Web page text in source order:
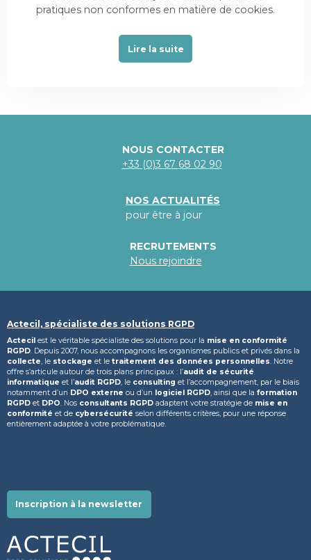
pratiques non conformes en matière de cookies.
Lire la suite
NOUS CONTACTER
+33 (0)3 67 68 02 90
NOS ACTUALITÉS
pour être à jour
RECRUTEMENTS
Nous rejoindre
Actecil, spécialiste des solutions RGPD
Actecil est le véritable spécialiste des solutions pour la mise en conformité
RGPD. Depuis 2007, nous accompagnons les organismes publics et privés dans la
collecte, le stockage et le traitement des données personnelles. Notre
offre s’articule autour de trois plans principaux : l’audit de sécurité
informatique et l’audit RGPD, le consulting et l’accompagnement, par le biais
notamment d’un DPO externe ou d’un logiciel RGPD, ainsi que la formation
RGPD et DPO. Nos consultants RGPD adaptent votre stratégie de mise en
conformité et de cybersécurité selon différents critères, pour une réponse
entièrement adaptée à votre problématique.
Inscription à la newsletter